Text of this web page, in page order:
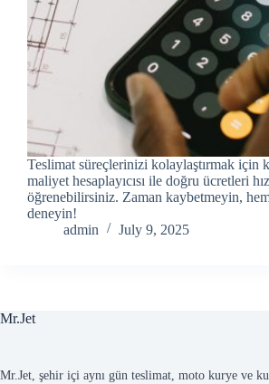
Teslimat süreçlerinizi kolaylaştırmak için
maliyet hesaplayıcısı ile doğru ücretleri
öğrenebilirsiniz. Zaman kaybetmeyin,
deneyin!
admin
July 9, 2025
Mr.Jet
Mr.Jet, şehir içi aynı gün teslimat, moto kurye ve